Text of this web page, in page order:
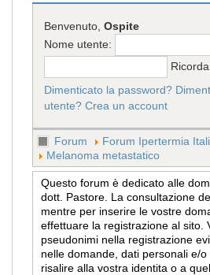
Benvenuto,Ospite
Nome utente:
Dimenticato la password?
utente? Crea un account
Forum Forum Ipertermia
Melanoma metastatico
Questo forum è dedicato alle
dott. Pastore. La consultazione
mentre per inserire le vostre
effettuare la registrazione al sito.
pseudonimi nella registrazione
nelle domande, dati personali e/
risalire alla vostra identita o a